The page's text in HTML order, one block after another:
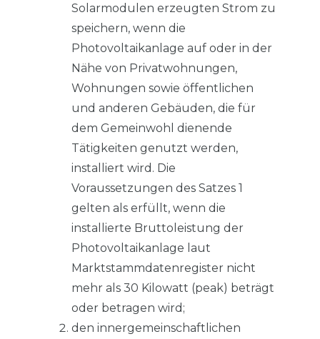
Solarmodulen erzeugten Strom zu
speichern, wenn die
Photovoltaikanlage auf oder in der
Nähe von Privatwohnungen,
Wohnungen sowie öffentlichen
und anderen Gebäuden, die für
dem Gemeinwohl dienende
Tätigkeiten genutzt werden,
installiert wird. Die
Voraussetzungen des Satzes 1
gelten als erfüllt, wenn die
installierte Bruttoleistung der
Photovoltaikanlage laut
Marktstammdatenregister nicht
mehr als 30 Kilowatt (peak) beträgt
oder betragen wird;
den innergemeinschaftlichen